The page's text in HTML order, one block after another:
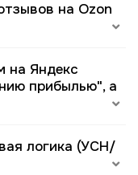
на Ozon
на Яндекс
прибылью", а
логика (УСН/